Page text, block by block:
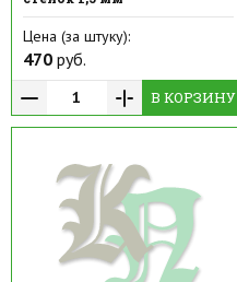
Цена (за штуку):
470 руб.
В КОРЗИНУ